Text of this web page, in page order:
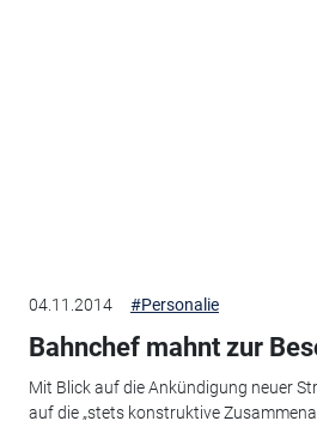
04.11.2014 #Personalie
Bahnchef mahnt zur
Mit Blick auf die Ankündigung neuer
auf die „stets konstruktive